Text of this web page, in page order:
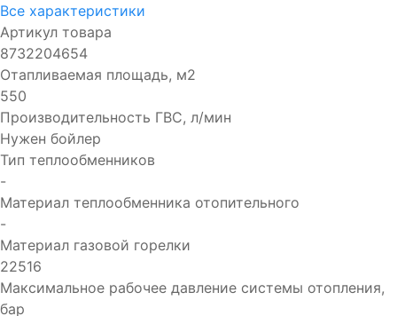
Все характеристики
Артикул товара
8732204654
Отапливаемая площадь, м2
550
Производительность ГВC, л/мин
Нужен бойлер
Тип теплообменников
-
Материал теплообменника отопительного
-
Материал газовой горелки
22516
Максимальное рабочее давление системы отопления,
бар